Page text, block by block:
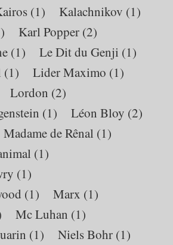
(1) Kalachnikov (1)
Karl Popper (2)
(1) Le Dit du Genji (1)
(1) Lider Maximo (1)
Lordon (2)
(1) Léon Bloy (2)
Madame de Rênal (1)
(1)
(1)
(1) Marx (1)
Mc Luhan (1)
(1) Niels Bohr (1)